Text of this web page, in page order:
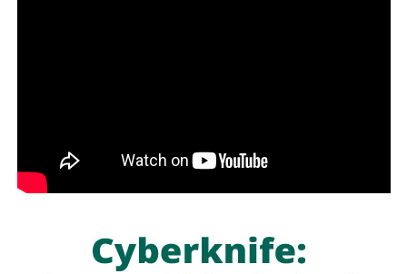
para avisarle a los conductores que había una barda
en medio de la calle, pero la mayoría de los que piden la
señal con el aviso son los mismos que, a propósito, no
ser cortés con los peatones que intentan